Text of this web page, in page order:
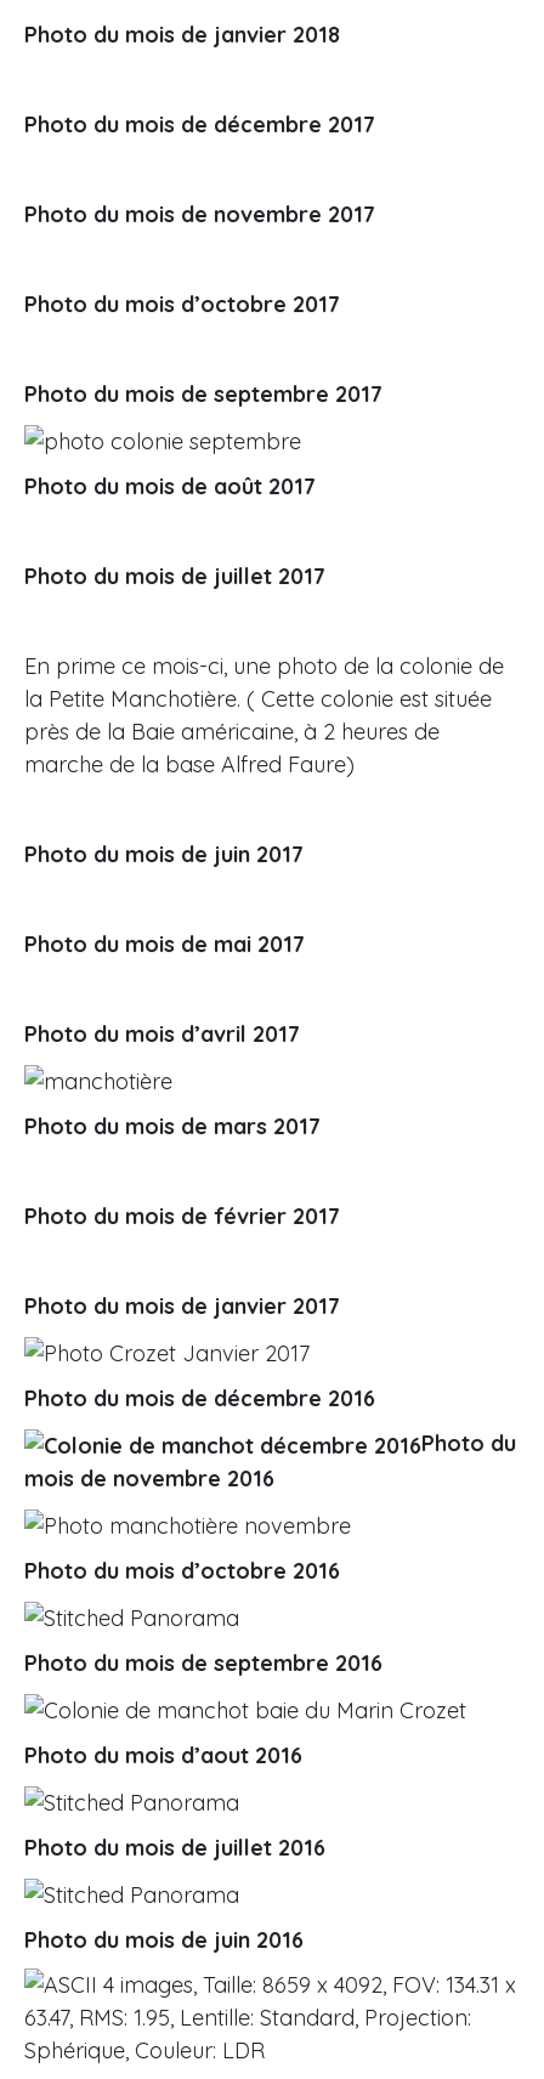
Photo du mois de janvier 2018
Photo du mois de décembre 2017
Photo du mois de novembre 2017
Photo du mois d’octobre 2017
Photo du mois de septembre 2017
Photo du mois de août 2017
Photo du mois de juillet 2017
En prime ce mois-ci, une photo de la colonie de
la Petite Manchotière. ( Cette colonie est située
près de la Baie américaine, à 2 heures de
marche de la base Alfred Faure)
Photo du mois de juin 2017
Photo du mois de mai 2017
Photo du mois d’avril 2017
Photo du mois de mars 2017
Photo du mois de février 2017
Photo du mois de janvier 2017
Photo du mois de décembre 2016
Photo du
mois de novembre 2016
Photo du mois d’octobre 2016
Photo du mois de septembre 2016
Photo du mois d’aout 2016
Photo du mois de juillet 2016
Photo du mois de juin 2016